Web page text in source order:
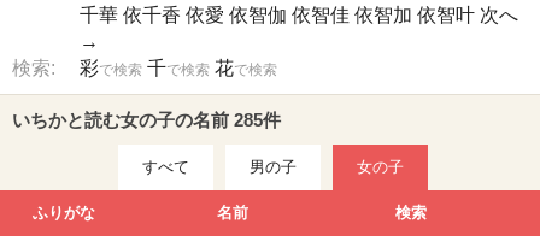
千華 依千香 依愛 依智伽 依智佳 依智加 依智叶 次へ
→
検索:
彩で検索 千で検索 花で検索
いちかと読む女の子の名前 285件
すべて 男の子 女の子
ふりがな 名前 検索